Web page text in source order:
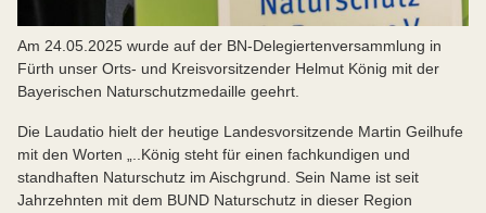
Am 24.05.2025 wurde auf der BN-Delegiertenversammlung in
Fürth unser Orts- und Kreisvorsitzender Helmut König mit der
Bayerischen Naturschutzmedaille geehrt.
Die Laudatio hielt der heutige Landesvorsitzende Martin Geilhufe
mit den Worten „..König steht für einen fachkundigen und
standhaften Naturschutz im Aischgrund. Sein Name ist seit
Jahrzehnten mit dem BUND Naturschutz in dieser Region